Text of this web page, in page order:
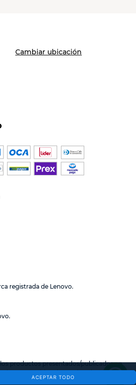
ACEPTAR TODO
Cambiar ubicación
registrada de Lenovo.
productos presentados/publicados en
a cambios sin previo aviso